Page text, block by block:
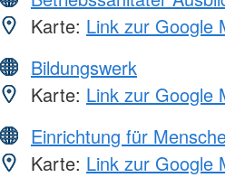
Karte: Link zur Google
Bildungswerk
Karte: Link zur Google
Einrichtung für
Karte: Link zur Google